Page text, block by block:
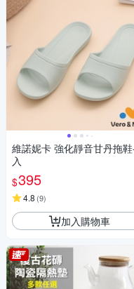
維諾妮卡 強化靜音甘丹拖
入
$395
4.8 (9)
加入購物車